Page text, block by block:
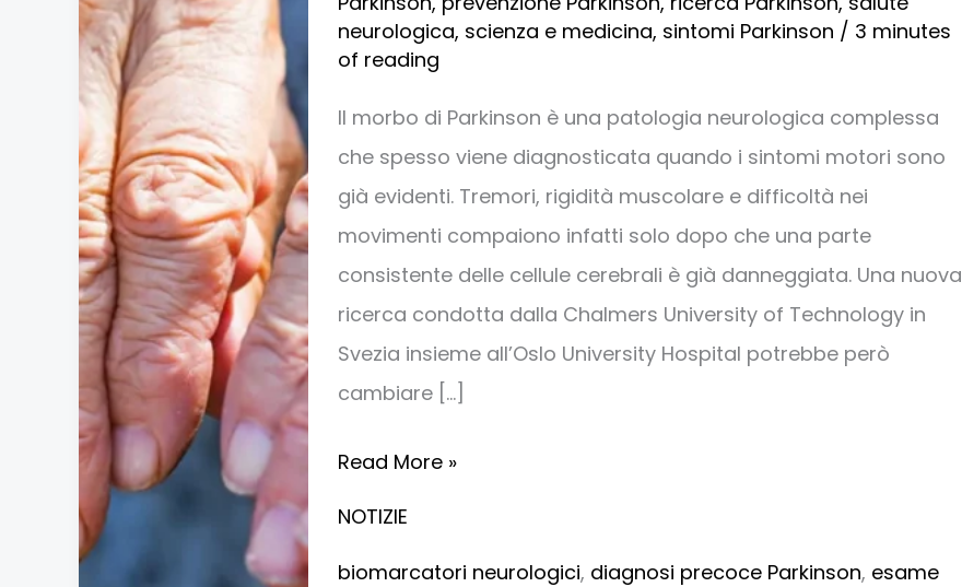
neurologica, scienza e medicina, sintomi Parkinson / 3 minutes
of reading
Il morbo di Parkinson è una patologia neurologica complessa
che spesso viene diagnosticata quando i sintomi motori sono
già evidenti. Tremori, rigidità muscolare e difficoltà nei
movimenti compaiono infatti solo dopo che una parte
consistente delle cellule cerebrali è già danneggiata. Una nuova
ricerca condotta dalla Chalmers University of Technology in
Svezia insieme all’Oslo University Hospital potrebbe però
cambiare […]
fino
20
anni
prima
Read More »
NOTIZIE
biomarcatori neurologici, diagnosi precoce Parkinson, esame